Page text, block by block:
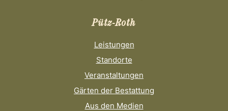
Pütz-Roth
Leistungen
Standorte
Veranstaltungen
Gärten der Bestattung
Aus den Medien